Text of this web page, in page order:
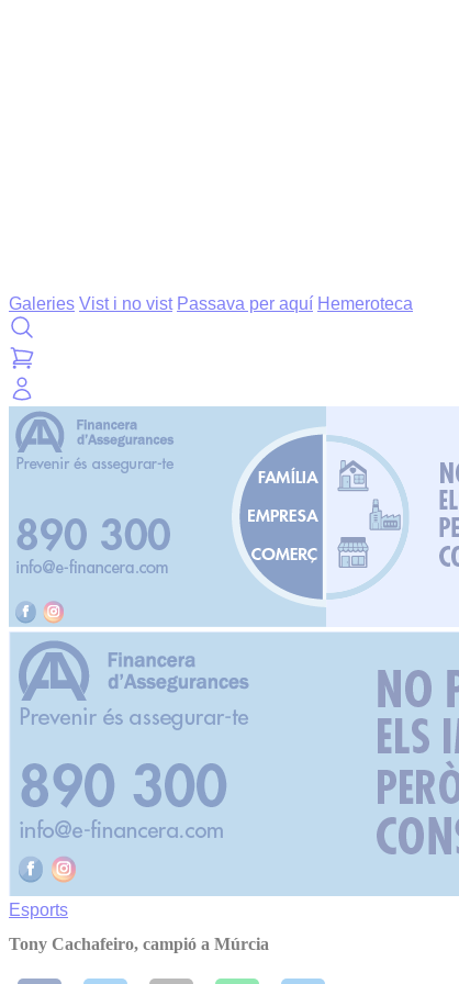
Galeries Vist i no vist Passava per aquí Hemeroteca
Esports
Tony Cachafeiro, campió a Múrcia